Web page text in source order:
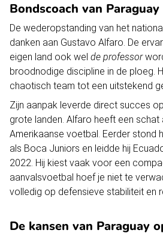
Bondscoach van Paraguay
De wederopstanding van het
danken aan Gustavo Alfaro. De
eigen land ook wel de professor
broodnodige discipline in de ploeg.
chaotisch team tot een uitstekend
Zijn aanpak leverde direct succes
grote landen. Alfaro heeft een schat
Amerikaanse voetbal. Eerder stond
als Boca Juniors en leidde hij
2022. Hij kiest vaak voor een
aanvalsvoetbal hoef je niet te
volledig op defensieve stabiliteit en
De kansen van Paraguay